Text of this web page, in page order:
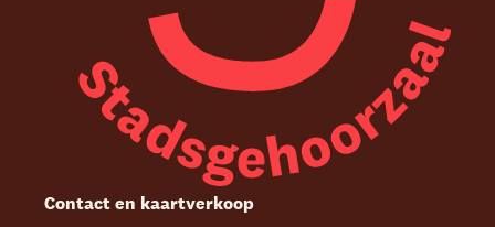
Contact en kaartverkoop